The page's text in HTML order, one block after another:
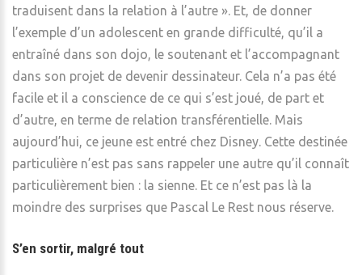
traduisent dans la relation à l’autre ». Et, de donner
l’exemple d’un adolescent en grande difficulté, qu’il a
entraîné dans son dojo, le soutenant et l’accompagnant
dans son projet de devenir dessinateur. Cela n’a pas été
facile et il a conscience de ce qui s’est joué, de part et
d’autre, en terme de relation transférentielle. Mais
aujourd’hui, ce jeune est entré chez Disney. Cette destinée
particulière n’est pas sans rappeler une autre qu’il connaît
particulièrement bien : la sienne. Et ce n’est pas là la
moindre des surprises que Pascal Le Rest nous réserve.
S’en sortir, malgré tout